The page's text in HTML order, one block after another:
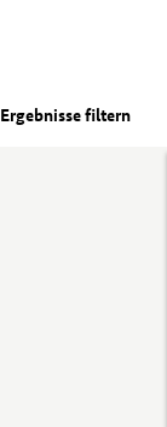
Ergebnisse filtern